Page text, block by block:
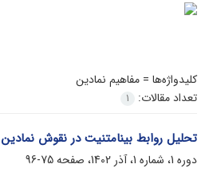
کلیدواژه‌ها = مفاهیم نمادین
تعداد مقالات:
1
تحلیل روابط بینامتنیت در نقوش
دوره 1، شماره 1، آذر 1402، صفحه
75-96